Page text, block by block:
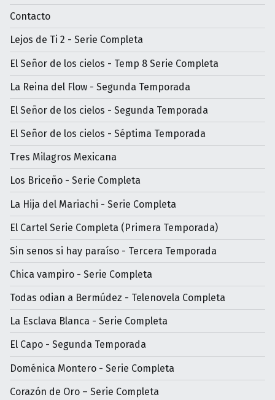
Contacto
Lejos de Ti 2 - Serie Completa
El Señor de los cielos - Temp 8 Serie Completa
La Reina del Flow - Segunda Temporada
El Señor de los cielos - Segunda Temporada
El Señor de los cielos - Séptima Temporada
Tres Milagros Mexicana
Los Briceño - Serie Completa
La Hija del Mariachi - Serie Completa
El Cartel Serie Completa (Primera Temporada)
Sin senos si hay paraíso - Tercera Temporada
Chica vampiro - Serie Completa
Todas odian a Bermúdez - Telenovela Completa
La Esclava Blanca - Serie Completa
El Capo - Segunda Temporada
Doménica Montero - Serie Completa
Corazón de Oro – Serie Completa